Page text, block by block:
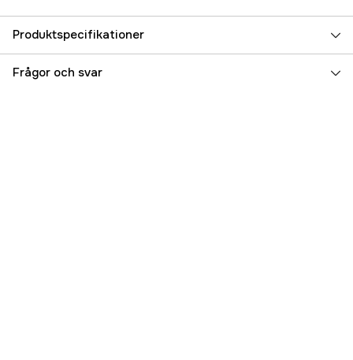
Produktspecifikationer
Referensnummer 5000022206
Frågor och svar